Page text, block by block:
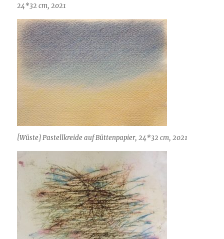
24*32 cm, 2021
[Wüste] Pastellkreide auf Büttenpapier, 24*32 cm, 2021